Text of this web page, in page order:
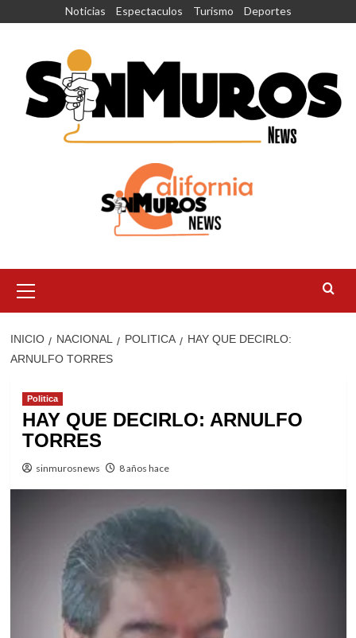
Noticias Espectaculos Turismo Deportes
principal
INICIO NACIONAL POLITICA
HAY QUE DECIRLO:
ARNULFO TORRES
Politica
HAY QUE DECIRLO: ARNULFO
TORRES
sinmurosnews 8 años hace